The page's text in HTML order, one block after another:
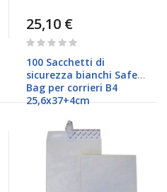
25,10 €
Rating:
100 Sacchetti di
sicurezza bianchi Safe
Bag per corrieri B4
25,6x37+4cm